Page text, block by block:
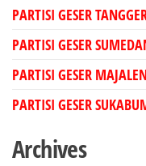
PARTISI GESER
PARTISI GESER
PARTISI GESER
PARTISI GESER
Archives